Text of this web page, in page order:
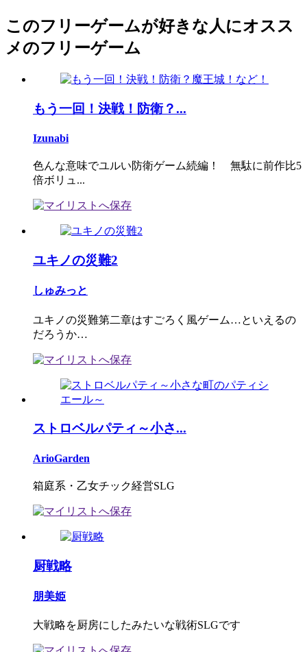
このフリーゲームが好きな人にオスス
メのフリーゲーム
もう一回！決戦！防衛？...
Izunabi
色んな意味でユルい防衛ゲーム続編！ 無駄に前作比5
倍ボリュ...
ユキノの災難2
しゅみっと
ユキノの災難第二章はすごろく風ゲーム…といえるの
だろうか…
ストロベルパティ～小さ...
ArioGarden
箱庭系・乙女チック経営SLG
厨戦略
朋美姫
大戦略を厨房にしたみたいな戦術SLGです